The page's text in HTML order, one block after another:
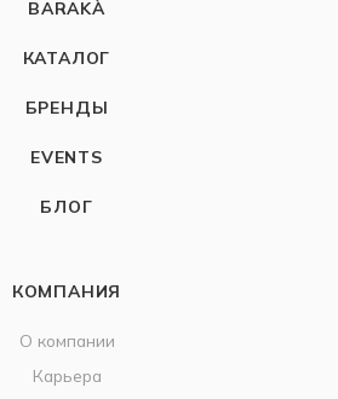
BARAKÀ
КАТАЛОГ
БРЕНДЫ
EVENTS
БЛОГ
КОМПАНИЯ
О компании
Карьера